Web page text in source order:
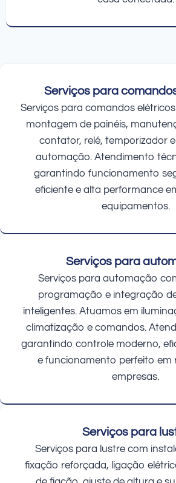
Serviços para
Serviços para comandos
montagem de painéis,
contator, relé, temporizador
automação. Atendimento
garantindo funcionamento
eficiente e alta performance
equipamentos.
Serviços para
Serviços para automação
programação e integração
inteligentes. Atuamos em
climatização e comandos.
garantindo controle moderno,
e funcionamento perfeito em
empresas.
Serviços para
Serviços para lustre com
fixação reforçada, ligação